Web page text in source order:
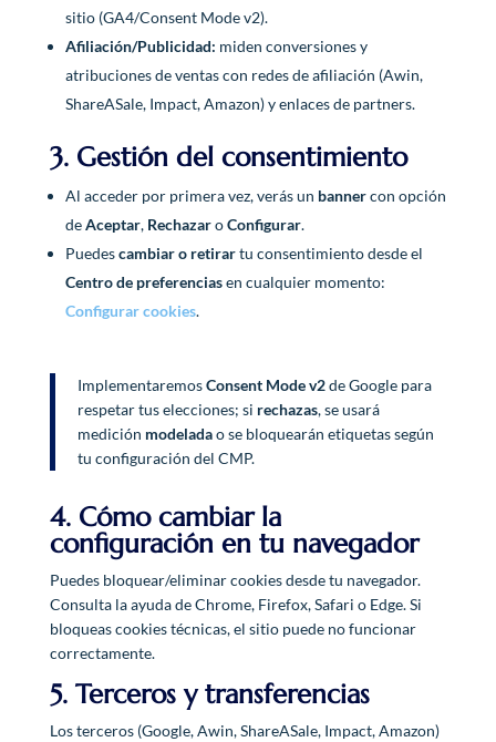
sitio (GA4/Consent Mode v2).
Afiliación/Publicidad: miden conversiones y
atribuciones de ventas con redes de afiliación (Awin,
ShareASale, Impact, Amazon) y enlaces de partners.
3. Gestión del consentimiento
Al acceder por primera vez, verás un bannercon opción
deAceptar, RechazaroConfigurar.
Puedescambiar o retirartu consentimiento desde el
Centro de preferenciasen cualquier momento:
Configurar cookies.
ImplementaremosConsent Mode v2de Google para
respetar tus elecciones; si rechazas, se usará
medición modeladao se bloquearán etiquetas según
tu configuración del CMP.
4. Cómo cambiar la
configuración en tu navegador
Puedes bloquear/eliminar cookies desde tu navegador.
Consulta la ayuda de Chrome, Firefox, Safari o Edge. Si
bloqueas cookies técnicas, el sitio puede no funcionar
correctamente.
5. Terceros y transferencias
Los terceros (Google, Awin, ShareASale, Impact, Amazon)